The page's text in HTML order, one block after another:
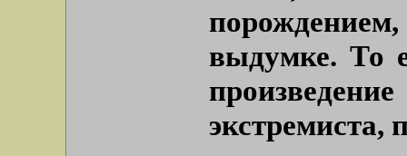
выдумке. То
экстремиста,